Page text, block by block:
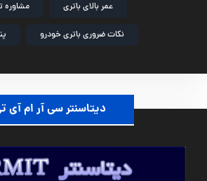
عمر بالای باتری مشاوره
نکات ضروری باتری خودرو
دیتاسنتر سی آر ام آی